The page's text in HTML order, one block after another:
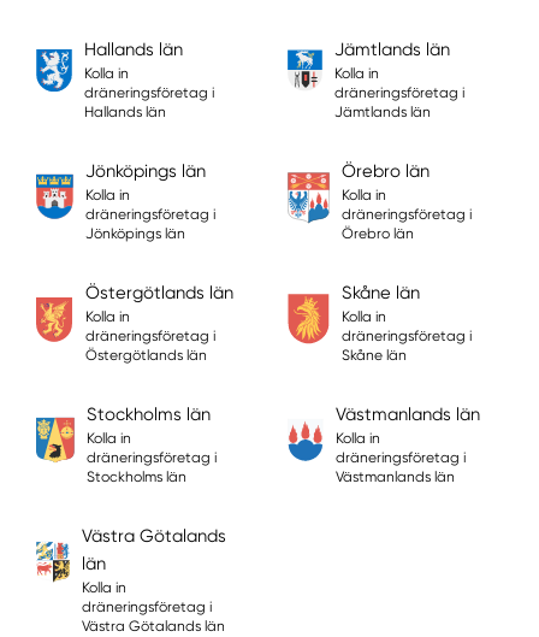
Hallands län
Kolla in
dräneringsföretag i
Hallands län
Jämtlands län
Kolla in
dräneringsföretag i
Jämtlands län
Jönköpings län
Kolla in
dräneringsföretag i
Jönköpings län
Örebro län
Kolla in
dräneringsföretag i
Örebro län
Östergötlands län
Kolla in
dräneringsföretag i
Östergötlands län
Skåne län
Kolla in
dräneringsföretag i
Skåne län
Stockholms län
Kolla in
dräneringsföretag i
Stockholms län
Västmanlands län
Kolla in
dräneringsföretag i
Västmanlands län
Västra Götalands
län
Kolla in
dräneringsföretag i
Västra Götalands län